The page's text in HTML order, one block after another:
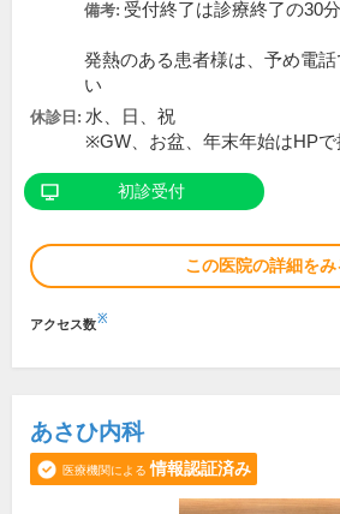
備考: 受付終了は診療終了の30
発熱のある患者様は、予め電
い
休診日: 水、日、祝
※GW、お盆、年末年始はHPで
初診受付
この医院の詳細をみ
アクセス数※
あさひ内科
医療機関による 情報認証済み